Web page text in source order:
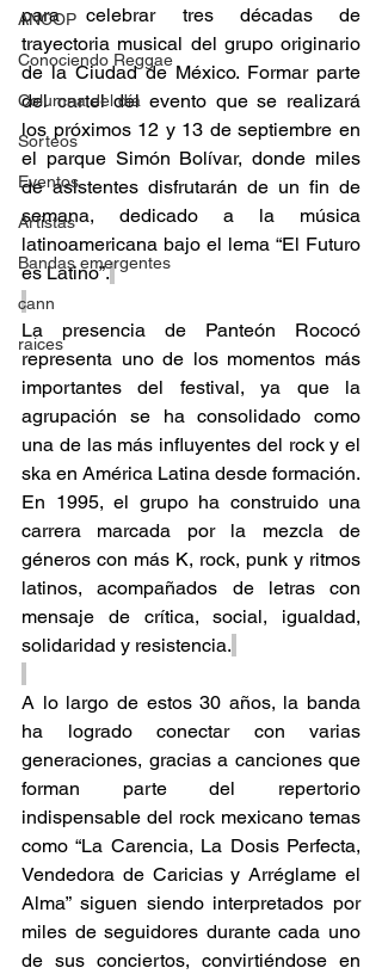
ANCOP
Conociendo Reggae
Columna del día
Sorteos
Eventos
Artistas
Bandas emergentes
cann
raices
para celebrar tres décadas de
trayectoria musical del grupo originario
de la Ciudad de México. Formar parte
del cartel del evento que se realizará
los próximos 12 y 13 de septiembre en
el parque Simón Bolívar, donde miles
de asistentes disfrutarán de un fin de
semana, dedicado a la música
latinoamericana bajo el lema “El Futuro
es Latino”.
La presencia de Panteón Rococó
representa uno de los momentos más
importantes del festival, ya que la
agrupación se ha consolidado como
una de las más influyentes del rock y el
ska en América Latina desde formación.
En 1995, el grupo ha construido una
carrera marcada por la mezcla de
géneros con más K, rock, punk y ritmos
latinos, acompañados de letras con
mensaje de crítica, social, igualdad,
solidaridad y resistencia.
A lo largo de estos 30 años, la banda
ha logrado conectar con varias
generaciones, gracias a canciones que
forman parte del repertorio
indispensable del rock mexicano temas
como “La Carencia, La Dosis Perfecta,
Vendedora de Caricias y Arréglame el
Alma” siguen siendo interpretados por
miles de seguidores durante cada uno
de sus conciertos, convirtiéndose en